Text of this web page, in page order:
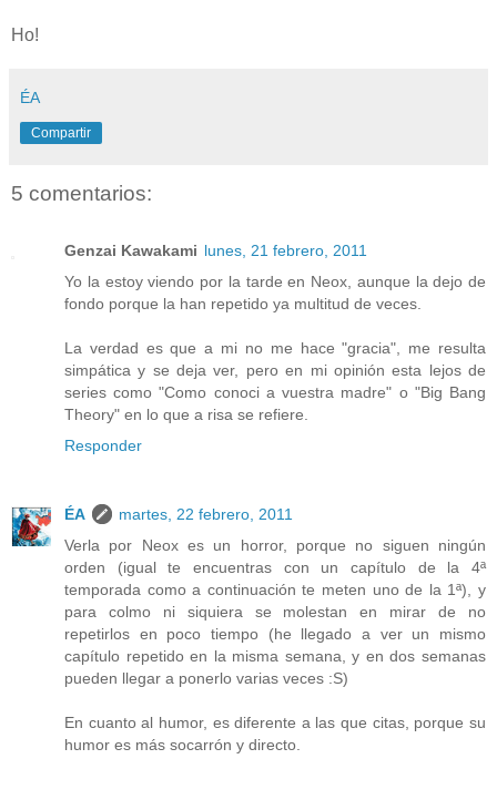
Ho!
ÉA
Compartir
5 comentarios:
Genzai Kawakami lunes, 21 febrero, 2011
Yo la estoy viendo por la tarde en Neox, aunque la dejo de
fondo porque la han repetido ya multitud de veces.
La verdad es que a mi no me hace "gracia", me resulta
simpática y se deja ver, pero en mi opinión esta lejos de
series como "Como conoci a vuestra madre" o "Big Bang
Theory" en lo que a risa se refiere.
Responder
ÉA
martes, 22 febrero, 2011
Verla por Neox es un horror, porque no siguen ningún
orden (igual te encuentras con un capítulo de la 4ª
temporada como a continuación te meten uno de la 1ª), y
para colmo ni siquiera se molestan en mirar de no
repetirlos en poco tiempo (he llegado a ver un mismo
capítulo repetido en la misma semana, y en dos semanas
pueden llegar a ponerlo varias veces :S)
En cuanto al humor, es diferente a las que citas, porque su
humor es más socarrón y directo.